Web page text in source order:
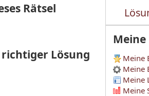
Meine
Meine
Meine
Meine
Rätsel
Lösung